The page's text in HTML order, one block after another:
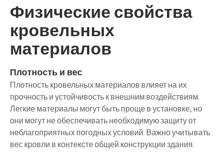
Физические свойства
кровельных
материалов
Плотность и вес
Плотность кровельных материалов влияет на их
прочность и устойчивость к внешним воздействиям.
Легкие материалы могут быть проще в установке, но
они могут не обеспечивать необходимую защиту от
неблагоприятных погодных условий. Важно учитывать
вес кровли в контексте общей конструкции здания.